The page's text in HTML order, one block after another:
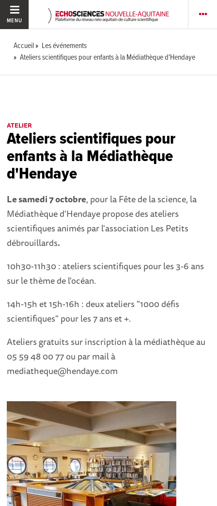
MENU
Accueil
Les événements
Ateliers scientifiques pour enfants à la Médiathèque d'Hendaye
ATELIER
Ateliers scientifiques pour
enfants à la Médiathèque
d'Hendaye
Le samedi 7 octobre, pour la Fête de la science, la
Médiathèque d'Hendaye propose des ateliers
scientifiques animés par l'association Les Petits
débrouillards.
10h30-11h30 : ateliers scientifiques pour les 3-6 ans
sur le thème de l'océan.
14h-15h et 15h-16h : deux ateliers "1000 défis
scientifiques" pour les 7 ans et +.
Ateliers gratuits sur inscription à la médiathèque au
05 59 48 00 77 ou par mail à
mediatheque@hendaye.com